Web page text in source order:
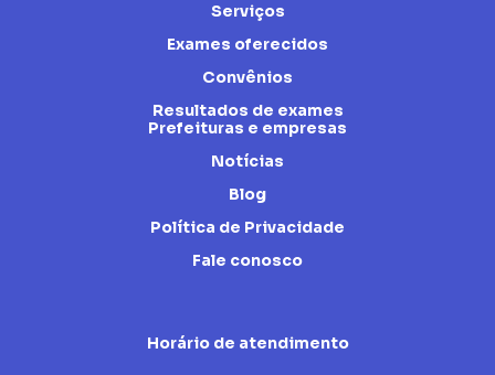
Serviços
Exames oferecidos
Convênios
Resultados de exames
Prefeituras e empresas
Notícias
Blog
Política de Privacidade
Fale conosco
Horário de atendimento